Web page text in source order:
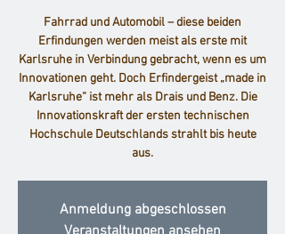
Fahrrad und Automobil – diese beiden
Erfindungen werden meist als erste mit
Karlsruhe in Verbindung gebracht, wenn es um
Innovationen geht. Doch Erfindergeist „made in
Karlsruhe“ ist mehr als Drais und Benz. Die
Innovationskraft der ersten technischen
Hochschule Deutschlands strahlt bis heute
aus.
Anmeldung abgeschlossen